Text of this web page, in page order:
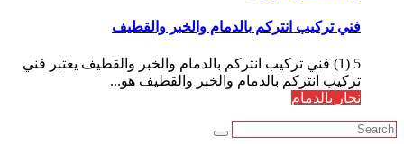
فني تركيب انتركم بالدمام والخبر والقطيف
5 (1) فني تركيب انتركم بالدمام والخبر والقطيف يعتبر فني
تركيب انتركم بالدمام والخبر والقطيف هو...
نجار بالدمام